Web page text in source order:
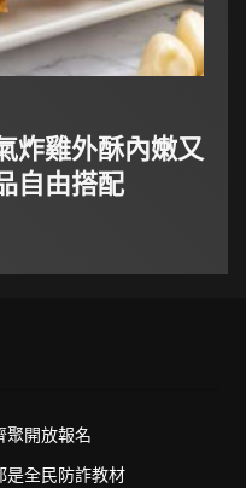
炸雞外酥內嫩又
自由搭配
聚開放報名
是全民防詐教材